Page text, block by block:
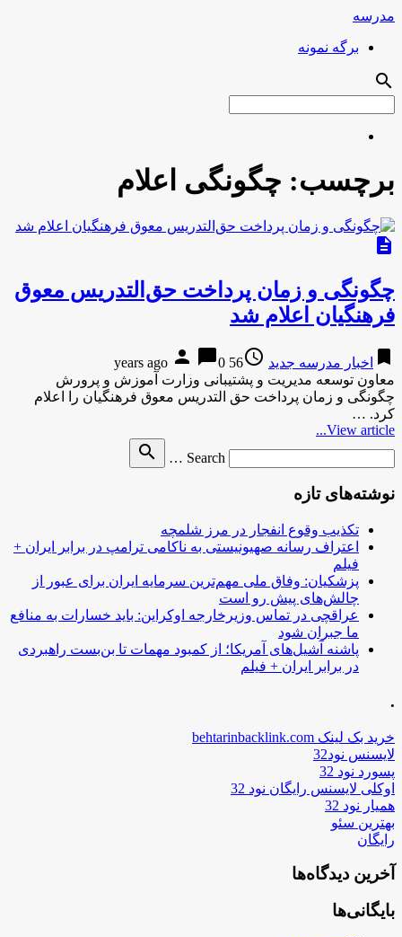
مدرسه
برگه نمونه
search
برچسب: چگونگی اعلام
description
چگونگی و زمان پرداخت حق‌التدریس معوق
فرهنگیان اعلام شد
bookmark اخبار مدرسه جدید access_time
56 years ago
person chat_bubble0
معاون توسعه مدیریت و پشتیبانی وزارت آموزش و پرورش
چگونگی و زمان پرداخت حق التدریس معوق فرهنگیان را اعلام
کرد. …
View article...
Search …
search
نوشته‌های تازه
تکذیب وقوع انفجار در مرز شلمچه
اعتراف رسانه صهیونیستی به ناکامی ترامپ در برابر ایران +
فیلم
پزشکیان: وفاق ملی مهم‌ترین سرمایه ایران برای عبور از
چالش‌های پیش رو است
عراقچی در تماس وزیرخارجه اوکراین: باید خسارات به منافع
ما جبران شود
پاشنه آشیل‌های آمریکا؛ از کمبود مهمات تا بن‌بست راهبردی
در برابر ایران + فیلم
.
خرید بک لینک behtarinbacklink.com
لایسنس نود32
پسورد نود 32
اوکلی لایسنس رایگان نود 32
همیار نود 32
بهترین سئو
رایگان
آخرین دیدگاه‌ها
بایگانی‌ها